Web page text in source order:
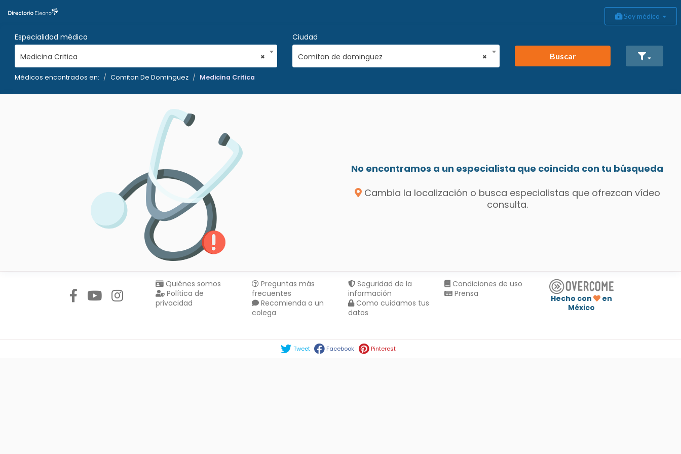
Soy médico
Especialidad médica
×
Medicina Critica
Ciudad
×
Comitan de dominguez Buscar
Médicos encontrados en: Comitan De Dominguez Medicina Critica
No encontramos a un especialista que coincida con tu búsqueda
Cambia la localización o busca especialistas que ofrezcan vídeo
consulta.
Quiénes somos
Política de
privacidad
Preguntas más
frecuentes
Recomienda a un
colega
Seguridad de la
información
Como cuidamos tus
datos
Condiciones de uso
Prensa
Hecho con
en
México
Tweet Facebook Pinterest